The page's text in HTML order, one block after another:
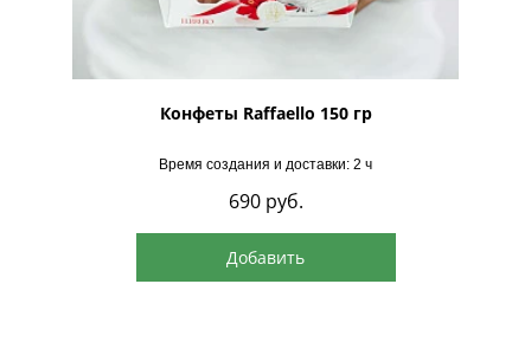
Конфеты Raffaello 150 гр
Время создания и доставки: 2 ч
690 руб.
Добавить